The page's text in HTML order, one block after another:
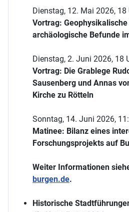
Dienstag, 12. Mai 2026, 18
Vortrag:
archäologische Befunde
Dienstag, 2. Juni 2026, 18
Vortrag: Die Grablege
Sausenberg und Annas
Kirche zu Rötteln
Sonntag, 14. Juni 2026,
Matinee: Bilanz eines
Forschungsprojekts auf
Weiter Informationen
burgen.de.
Historische